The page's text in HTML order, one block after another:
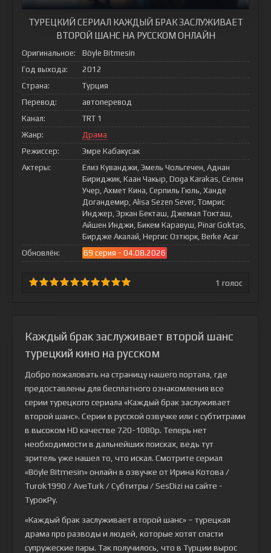
ТУРЕЦКИЙ СЕРИАЛ КАЖДЫЙ БРАК ЗАСЛУЖИВАЕТ
ВТОРОЙ ШАНС НА РУССКОМ ОНЛАЙН
Оригинальное:
Böyle Bitmesin
Год выхода:
2012
Страна:
Турция
Перевод:
автоперевод
Канал:
TRT 1
Жанр:
Драма
Режиссер:
Эмре Кабакусак
Актеры:
Елиз Куванджи, Эмель Чольгечен, Аднан
Бириджик, Каан Чакыр, Doga Karakas, Селен
Учер, Ахмет Кина, Серпиль Гюль, Ханде
Догандемир, Alisa Sezen Sever, Томрис
Инджер, Эркан Бекташ, Джемал Токташ,
Айшен Инджи, Бикем Каравуш, Pinar Goktas,
Бирдже Акалай, Нергис Озтюрк, Berke Acar
Обновлён:
69 серия - 04.08.2026
1 голос
Каждый брак заслуживает второй шанс
турецкий кино на русском
Добро пожаловать на страницу нашего портала, где
предоставлены для бесплатного ознакомления все
серии турецкого сериала «Каждый брак заслуживает
второй шанс». Серии в русской озвучке или с субтитрами
в высоком HD качестве 720-1080p. Теперь нет
необходимости в дальнейших поисках, ведь тут
зритель уже нашел то, что искал. Смотрите сериал
«Böyle Bitmesin» онлайн в озвучке от Ирина Котова /
Turok1990 / AveTurk / Субтитры / SesDizi на сайте -
ТурокРу.
«Каждый брак заслуживает второй шанс» – турецкая
драма про разводы и людей, которые хотят спасти
супружеские пары. Так получилось, что в Турции вырос